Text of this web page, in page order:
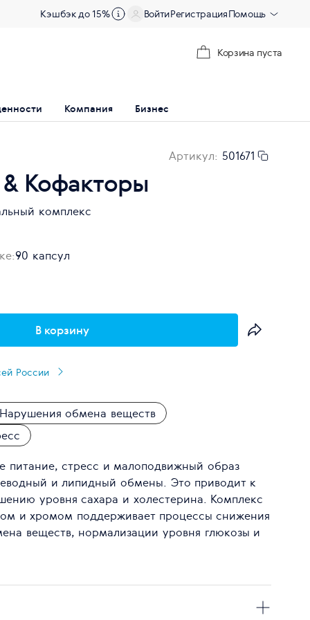
Кэшбэк до 15% ВойтиРегистрацияПомощь
Корзина пуста
Компания Бизнес
Артикул: 501671
Кофакторы
комплекс
90 капсул
В корзину
России
Нарушения обмена веществ
питание, стресс и малоподвижный образ
и липидный обмены. Это приводит к
уровня сахара и холестерина. Комплекс
и хромом поддерживает процессы снижения
веществ, нормализации уровня глюкозы и